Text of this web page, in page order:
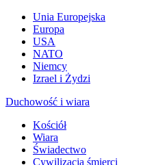
Unia Europejska
Europa
USA
NATO
Niemcy
Izrael i Żydzi
Duchowość i wiara
Kościół
Wiara
Świadectwo
Cywilizacja śmierci